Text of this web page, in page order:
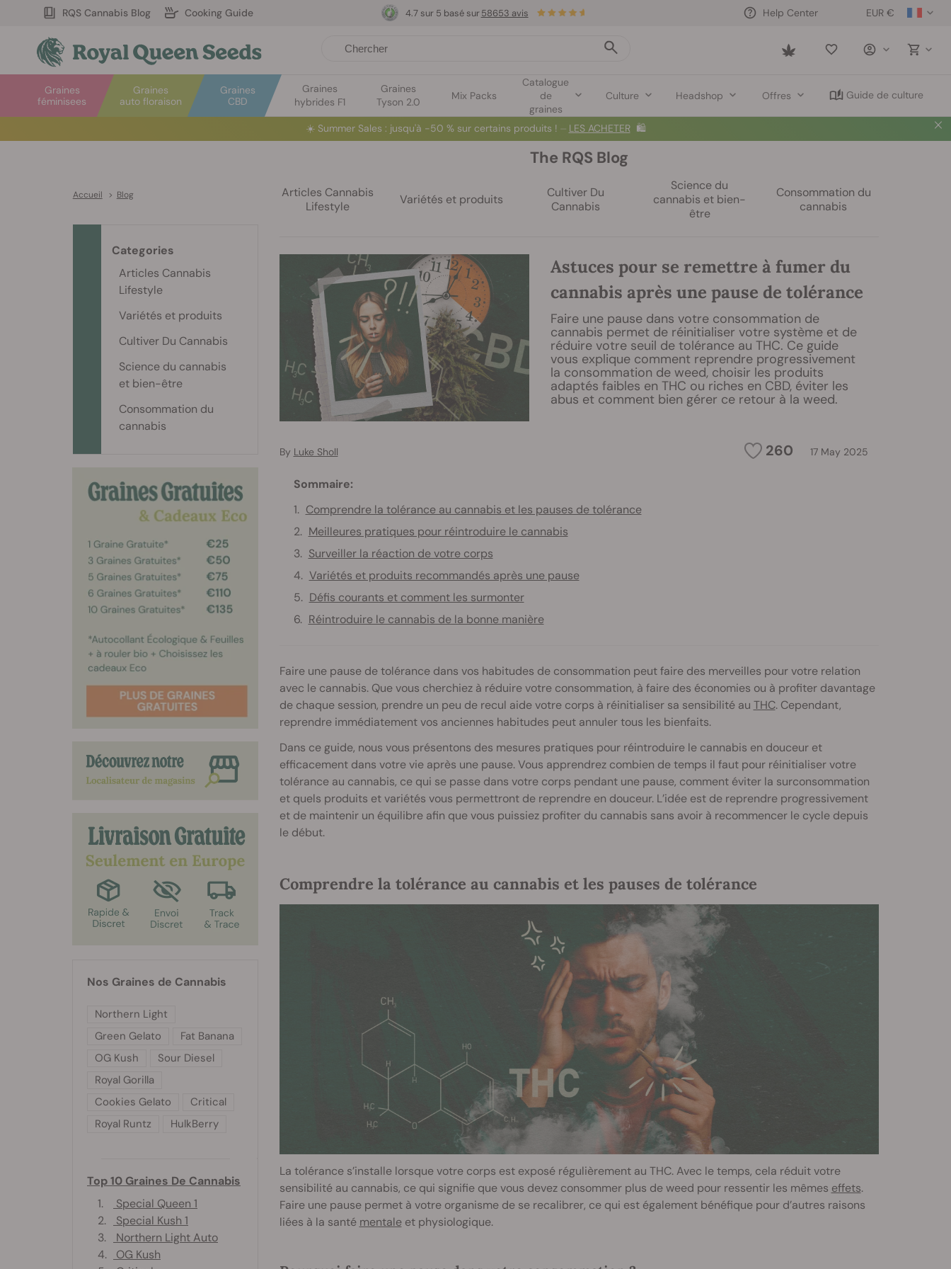
RQS Cannabis Blog Cooking Guide EUR €
Help Center
Saved
Graines
auto floraison
Graines
féminisees
Graines
CBD
Graines
hybrides F1
Graines
Tyson 2.0
Mix Packs
Catalogue
de
graines
Culture Headshop Offres Guide de culture
4.7 sur 5 basé sur 58653 avis
☀️ Summer Sales : jusqu'à -50 % sur certains produits ! ⏤ LES ACHETER 🛍️
Accueil > Blog
The RQS Blog
Articles Cannabis
Lifestyle
Variétés et produits
Cultiver Du
Cannabis
Science du
cannabis et bien-
être
Consommation du
cannabis
Astuces pour se remettre à fumer du
cannabis après une pause de tolérance
Faire une pause dans votre consommation de
cannabis permet de réinitialiser votre système et de
réduire votre seuil de tolérance au THC. Ce guide
vous explique comment reprendre progressivement
la consommation de weed, choisir les produits
adaptés faibles en THC ou riches en CBD, éviter les
abus et comment bien gérer ce retour à la weed.
260 17 May 2025
By Luke Sholl
Sommaire:
Comprendre la tolérance au cannabis et les pauses de tolérance
Meilleures pratiques pour réintroduire le cannabis
Surveiller la réaction de votre corps
Variétés et produits recommandés après une pause
Défis courants et comment les surmonter
Réintroduire le cannabis de la bonne manière
Faire une pause de tolérance dans vos habitudes de consommation peut faire des merveilles pour votre relation
avec le cannabis. Que vous cherchiez à réduire votre consommation, à faire des économies ou à profiter davantage
de chaque session, prendre un peu de recul aide votre corps à réinitialiser sa sensibilité au THC. Cependant,
reprendre immédiatement vos anciennes habitudes peut annuler tous les bienfaits.
Dans ce guide, nous vous présentons des mesures pratiques pour réintroduire le cannabis en douceur et
efficacement dans votre vie après une pause. Vous apprendrez combien de temps il faut pour réinitialiser votre
tolérance au cannabis, ce qui se passe dans votre corps pendant une pause, comment éviter la surconsommation
et quels produits et variétés vous permettront de reprendre en douceur. L’idée est de reprendre progressivement
et de maintenir un équilibre afin que vous puissiez profiter du cannabis sans avoir à recommencer le cycle depuis
le début.
Comprendre la tolérance au cannabis et les pauses de tolérance
La tolérance s’installe lorsque votre corps est exposé régulièrement au THC. Avec le temps, cela réduit votre
sensibilité au cannabis, ce qui signifie que vous devez consommer plus de weed pour ressentir les mêmes effets.
Faire une pause permet à votre organisme de se recalibrer, ce qui est également bénéfique pour d’autres raisons
liées à la santé mentaleet physiologique.
Categories
Articles Cannabis
Lifestyle
Variétés et produits
Cultiver Du Cannabis
Science du cannabis
et bien-être
Consommation du
cannabis
Nos Graines de Cannabis
Northern Light
Green Gelato
Fat Banana
OG Kush
Sour Diesel
Royal Gorilla
Cookies Gelato
Critical
Royal Runtz
HulkBerry
Top 10 Graines De Cannabis
1.
Special Queen 1
2.
Special Kush 1
3.
Northern Light Auto
4.
OG Kush